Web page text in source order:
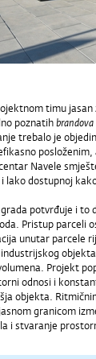
timu
poznatihbrandova
trebalo je
Navele
lako dostupnoj
potvrđuje i to
Pristup parceli
unutar parcele
Projekt
odnosi i
objekta.
granicom
i stvaranje